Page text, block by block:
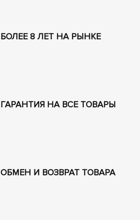
БОЛЕЕ 8 ЛЕТ НА РЫНКЕ
ГАРАНТИЯ НА ВСЕ ТОВАРЫ
ОБМЕН И ВОЗВРАТ ТОВАРА